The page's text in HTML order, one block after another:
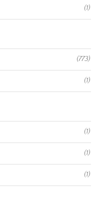
(1)
(773)
(1)
(1)
(1)
(1)